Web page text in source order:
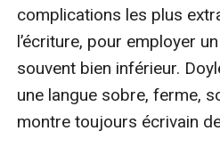
complications les plus
l’écriture, pour employer
souvent bien inférieur.
une langue sobre, ferme,
montre toujours écrivain